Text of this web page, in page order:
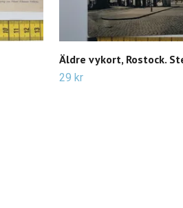
Äldre vykort, Rostock.
29 kr